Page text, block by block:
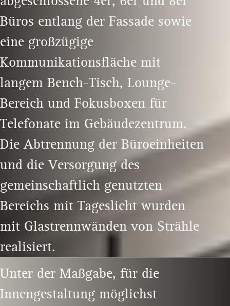
Büros entlang der Fassade sowie
eine großzügige
Kommunikationsfläche mit
langem Bench-Tisch, Lounge-
Bereich und Fokusboxen für
Telefonate im Gebäudezentrum.
Die Abtrennung der Büroeinheiten
und die Versorgung des
gemeinschaftlich genutzten
Bereichs mit Tageslicht wurden
mit Glastrennwänden von Strähle
realisiert.
Unter der Maßgabe, für die
Innengestaltung möglichst